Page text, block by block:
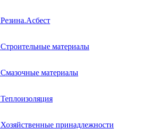
Резина.Асбест
Строительные материалы
Смазочные материалы
Теплоизоляция
Хозяйственные принадлежности